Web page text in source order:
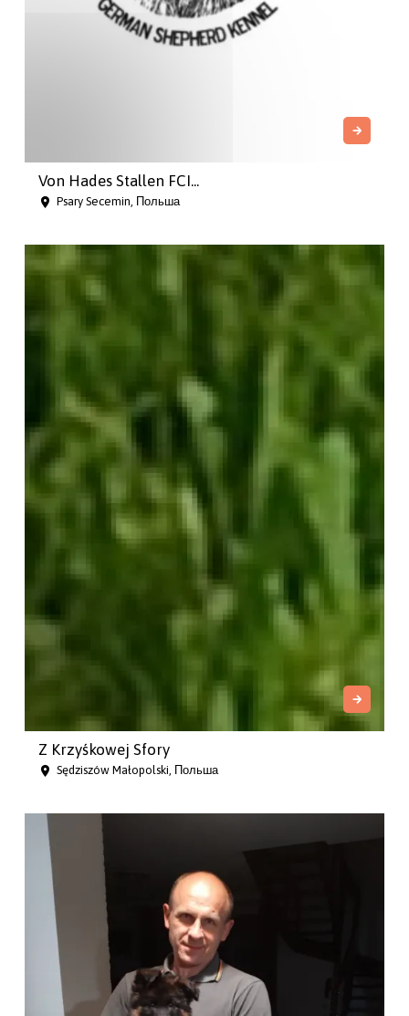
Von Hades Stallen FCI...
Psary Secemin, Польша
Z Krzyśkowej Sfory
Sędziszów Małopolski, Польша